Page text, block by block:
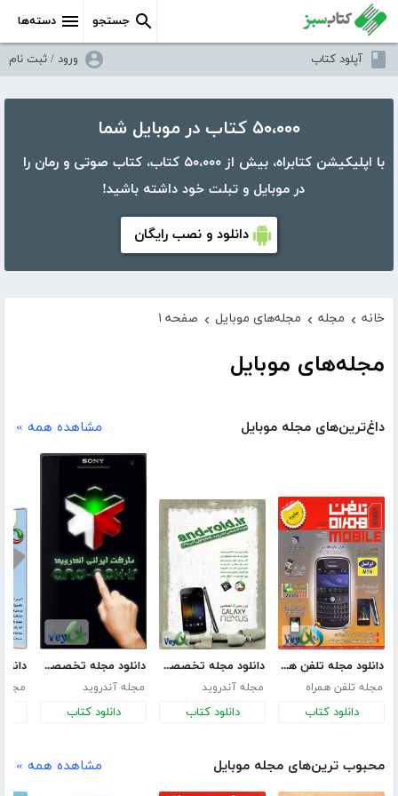
دسته‌ها جستجو
آپلود کتاب ورود / ثبت نام
۵۰،۰۰۰ کتاب در موبایل شما
با اپلیکیشن کتابراه، بیش از ۵۰،۰۰۰ کتاب، کتاب صوتی و رمان را
در موبایل و تبلت خود داشته باشید!
دانلود و نصب رایگان
خانه › مجله › مجله‌های موبایل › صفحه ۱
مجله‌های موبایل
داغ‌ترین‌های مجله موبایل مشاهده همه »
دانلود مجله تلفن همراه - شماره 64
مجله تلفن همراه
دانلود کتاب
دانلود مجله تخصصی آندروید - شماره اول
مجله آندروید
دانلود کتاب
دانلود مجله تخصصی آندروید - شماره دوم
مجله آندروید
دانلود کتاب
مجله
محبوب ترین‌های مجله موبایل مشاهده همه »